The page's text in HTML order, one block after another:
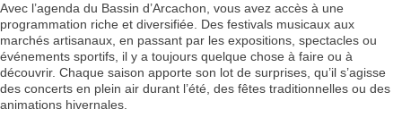
Avec l’agenda du Bassin d’Arcachon, vous avez accès à une
programmation riche et diversifiée. Des festivals musicaux aux
marchés artisanaux, en passant par les expositions, spectacles ou
événements sportifs, il y a toujours quelque chose à faire ou à
découvrir. Chaque saison apporte son lot de surprises, qu’il s’agisse
des concerts en plein air durant l’été, des fêtes traditionnelles ou des
animations hivernales.